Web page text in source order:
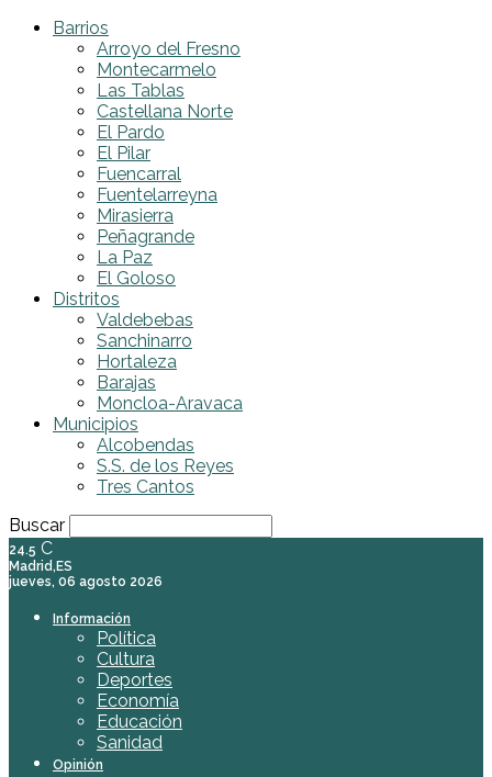
Barrios
Arroyo del Fresno
Montecarmelo
Las Tablas
Castellana Norte
El Pardo
El Pilar
Fuencarral
Fuentelarreyna
Mirasierra
Peñagrande
La Paz
El Goloso
Distritos
Valdebebas
Sanchinarro
Hortaleza
Barajas
Moncloa-Aravaca
Municipios
Alcobendas
S.S. de los Reyes
Tres Cantos
Buscar
24.5 C
Madrid,ES
jueves, 06 agosto 2026
Información
Política
Cultura
Deportes
Economía
Educación
Sanidad
Opinión